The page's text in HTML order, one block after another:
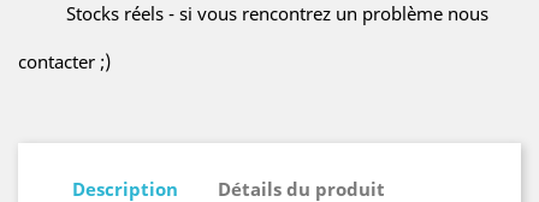
Stocks réels - si vous rencontrez un problème nous
contacter ;)
Description Détails du produit